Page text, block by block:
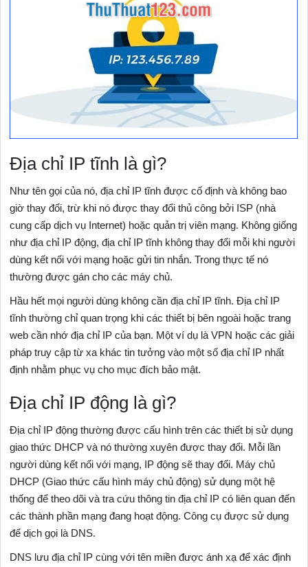
Địa chỉ IP tĩnh là gì?
Như tên gọi của nó, địa chỉ IP tĩnh được cố định và không bao
giờ thay đổi, trừ khi nó được thay đổi thủ công bởi ISP (nhà
cung cấp dịch vụ Internet) hoặc quản trị viên mạng. Không giống
như địa chỉ IP động, địa chỉ IP tĩnh không thay đổi mỗi khi người
dùng kết nối với mạng hoặc gửi tin nhắn. Trong thực tế nó
thường được gán cho các máy chủ.
Hầu hết mọi người dùng không cần địa chỉ IP tĩnh. Địa chỉ IP
tĩnh thường chỉ quan trọng khi các thiết bị bên ngoài hoặc trang
web cần nhớ địa chỉ IP của bạn. Một ví dụ là VPN hoặc các giải
pháp truy cập từ xa khác tin tưởng vào một số địa chỉ IP nhất
định nhằm phục vụ cho mục đích bảo mật.
Địa chỉ IP động là gì?
Địa chỉ IP động thường được cấu hình trên các thiết bị sử dụng
giao thức DHCP và nó thường xuyên được thay đổi. Mỗi lần
người dùng kết nối với mạng, IP động sẽ thay đổi. Máy chủ
DHCP (Giao thức cấu hình máy chủ động) sử dụng một hệ
thống để theo dõi và tra cứu thông tin địa chỉ IP có liên quan đến
các thành phần mạng đang hoạt động. Công cụ được sử dụng
để dịch gọi là DNS.
DNS lưu địa chỉ IP cùng với tên miền được ánh xạ để xác định